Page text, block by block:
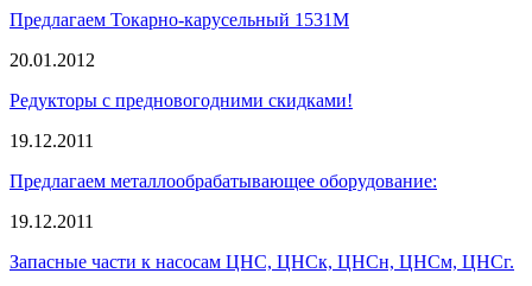
Предлагаем Токарно-карусельный 1531М
20.01.2012
Редукторы с предновогодними скидками!
19.12.2011
Предлагаем металлообрабатывающее оборудование:
19.12.2011
Запасные части к насосам ЦНС, ЦНСк, ЦНСн, ЦНСм, ЦНСг.